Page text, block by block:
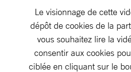
Le visionnage de cette
dépôt de cookies de la
vous souhaitez lire la
consentir aux cookies
ciblée en cliquant sur le